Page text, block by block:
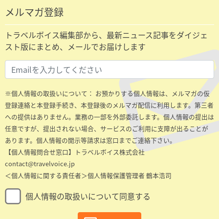
メルマガ登録
トラベルボイス編集部から、最新ニュース記事をダイジェ
スト版にまとめ、メールでお届けします
※個人情報の取扱いについて： お預かりする個人情報は、メルマガの仮
登録連絡と本登録手続き、本登録後のメルマガ配信に利用します。第三者
への提供はありません。業務の一部を外部委託します。個人情報の提出は
任意ですが、提出されない場合、サービスのご利用に支障が出ることが
あります。個人情報の開示等請求は窓口までご連絡下さい。
【個人情報問合せ窓口】トラベルボイス株式会社
contact@travelvoice.jp
＜個人情報に関する責任者＞個人情報保護管理者 鶴本浩司
個人情報の取扱いについて同意する